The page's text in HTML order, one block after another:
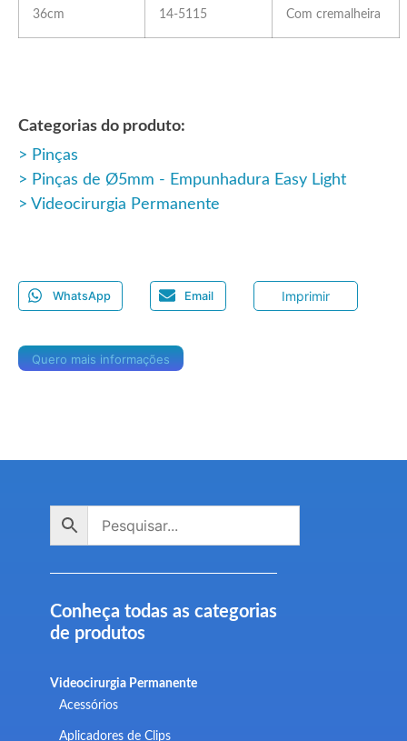
36cm 14-5115 Com cremalheira
Categorias do produto:
Pinças
Pinças de Ø5mm - Empunhadura Easy Light
Videocirurgia Permanente
WhatsApp Email Imprimir
Quero mais informações
Conheça todas as categorias
de produtos
Videocirurgia Permanente
Acessórios
Aplicadores de Clips